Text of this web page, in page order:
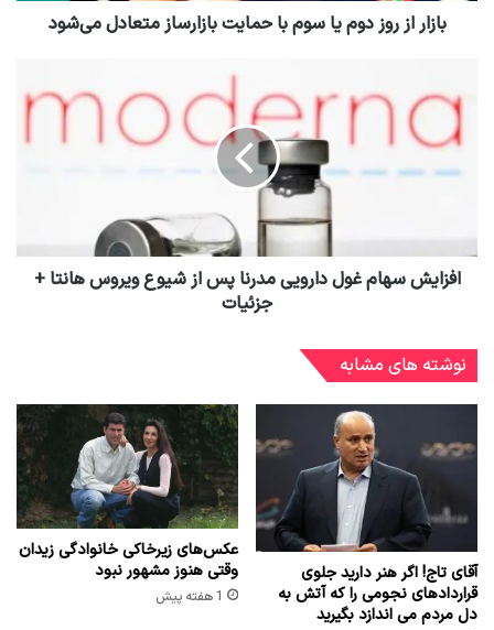
بازار از روز دوم یا سوم با حمایت بازارساز متعادل می‌شود
افزایش سهام غول دارویی مدرنا پس از شیوع ویروس هانتا +
جزئیات
نوشته های مشابه
آقای تاج! اگر هنر دارید جلوی
قراردادهای نجومی را که آتش به
دل مردم می اندازد بگیرید
عکس‌های زیرخاکی خانوادگی زیدان
وقتی هنوز مشهور نبود
1 هفته پیش